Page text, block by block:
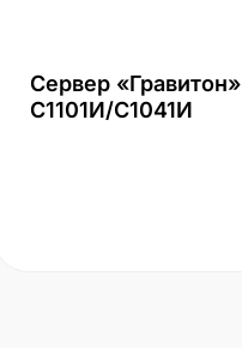
Сервер «Гравитон»
С1101И/С1041И